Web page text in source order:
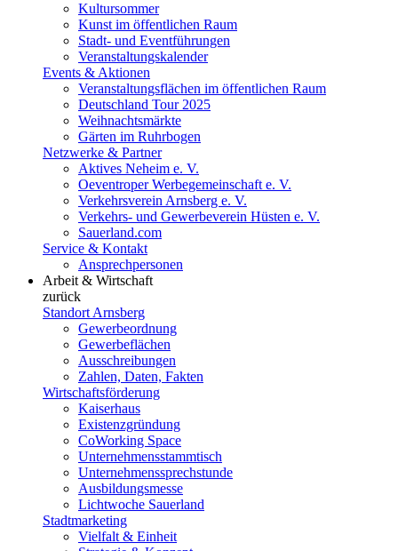
Kultursommer
Kunst im öffentlichen Raum
Stadt- und Eventführungen
Veranstaltungskalender
Events & Aktionen
Veranstaltungsflächen im öffentlichen Raum
Deutschland Tour 2025
Weihnachtsmärkte
Gärten im Ruhrbogen
Netzwerke & Partner
Aktives Neheim e. V.
Oeventroper Werbegemeinschaft e. V.
Verkehrsverein Arnsberg e. V.
Verkehrs- und Gewerbeverein Hüsten e. V.
Sauerland.com
Service & Kontakt
Ansprechpersonen
Arbeit & Wirtschaft
zurück
Standort Arnsberg
Gewerbeordnung
Gewerbeflächen
Ausschreibungen
Zahlen, Daten, Fakten
Wirtschaftsförderung
Kaiserhaus
Existenzgründung
CoWorking Space
Unternehmensstammtisch
Unternehmenssprechstunde
Ausbildungsmesse
Lichtwoche Sauerland
Stadtmarketing
Vielfalt & Einheit